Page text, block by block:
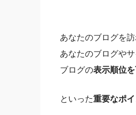
あなたのブログを
あなたのブログや
ブログの表示順位
といった重要なポ